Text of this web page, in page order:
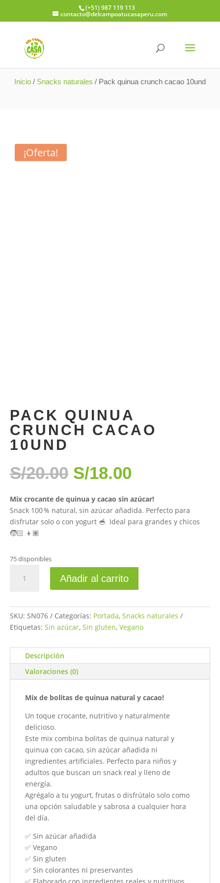
(+51) 987 119 113
contacto@delcampoatucasaperu.com
descuento en todo Loncheritas 🎒 ⚡ 10%
Inicio / Snacks naturales / Pack quinua crunch cacao 10und
¡Oferta!
PACK QUINUA
CRUNCH CACAO
10UND
S/20.00 EL
PRECIO
ORIGINAL
ERA:
S/20.00.
S/18.00
ACTUAL
ES:
S/18.00.
Mix crocante de quinua y cacao sin azúcar!
Snack 100 % natural, sin azúcar añadida. Perfecto para
disfrutar solo o con yogurt 🥣 Ideal para grandes y chicos
🧒🏻 👦🏽
75 disponibles
quinua
10und
cantidad
Añadir al carrito
SKU: SN076 Categorías: Portada, Snacks naturales
Etiquetas: Sin azúcar, Sin gluten, Vegano
Descripción
Valoraciones (0)
Mix de bolitas de quinua natural y cacao!
Un toque crocante, nutritivo y naturalmente
delicioso.
Este mix combina bolitas de quinua natural y
quinua con cacao, sin azúcar añadida ni
ingredientes artificiales. Perfecto para niños y
adultos que buscan un snack real y lleno de
energía.
Agrégalo a tu yogurt, frutas o disfrútalo solo como
una opción saludable y sabrosa a cualquier hora
del día.
✅ Sin azúcar añadida
✅ Vegano
✅ Sin gluten
✅ Sin colorantes ni preservantes